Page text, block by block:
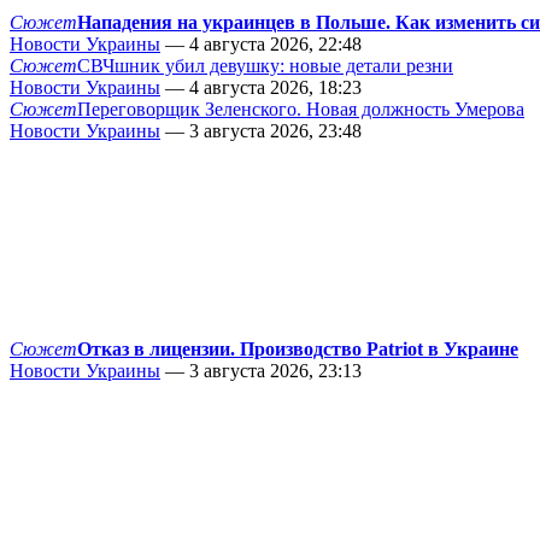
СюжетНападения на украинцев в Польше. Как изменить
Новости Украины — 4 августа 2026, 22:48
СюжетСВЧшник убил девушку: новые детали резни
Новости Украины — 4 августа 2026, 18:23
СюжетПереговорщик Зеленского. Новая должность Умерова
Новости Украины — 3 августа 2026, 23:48
СюжетОтказ в лицензии. Производство Patriot в Украине
Новости Украины — 3 августа 2026, 23:13